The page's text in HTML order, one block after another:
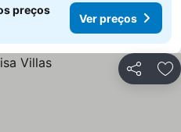
preços
Ver preços
Partilhar